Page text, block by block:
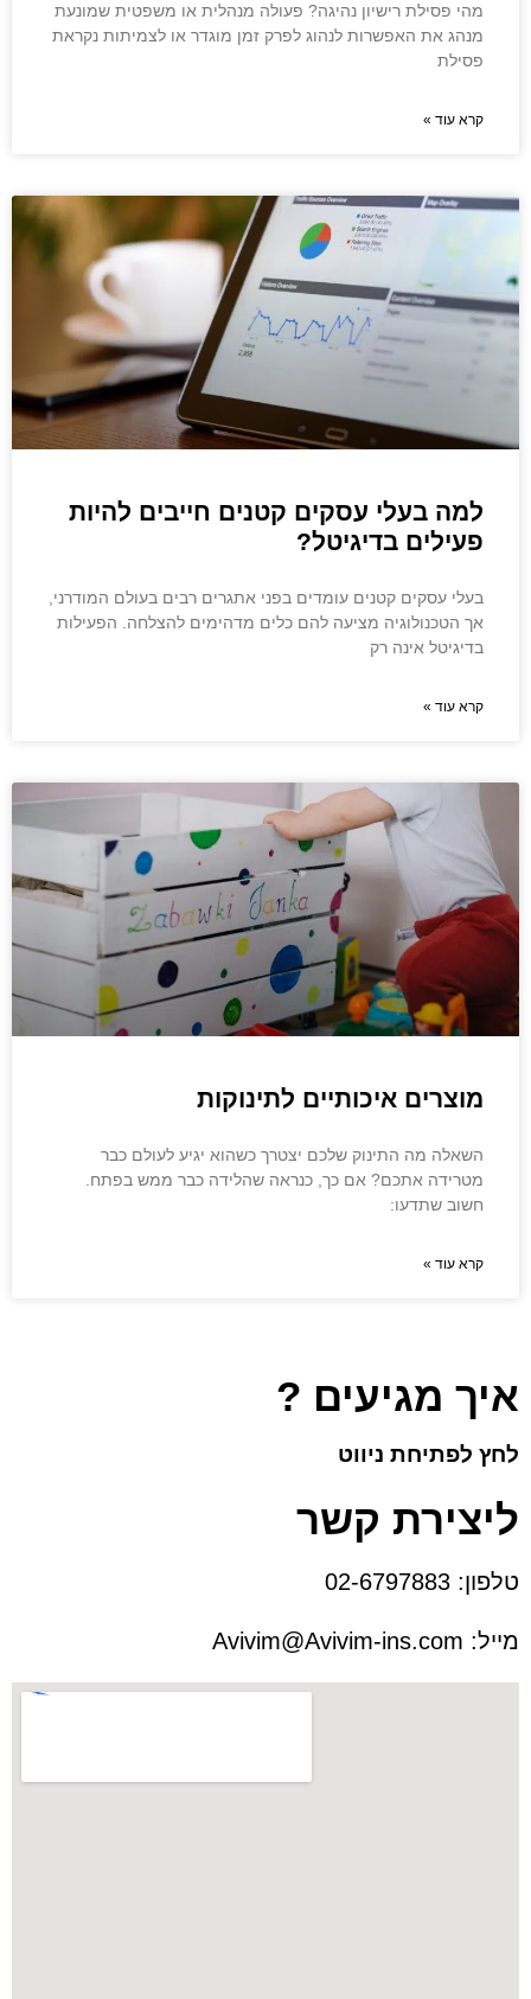
מהי פסילת רישיון נהיגה? פעולה מנהלית או משפטית שמונעת
מנהג את האפשרות לנהוג לפרק זמן מוגדר או לצמיתות נקראת
פסילת
קרא עוד »
למה בעלי עסקים קטנים חייבים להיות
פעילים בדיגיטל?
בעלי עסקים קטנים עומדים בפני אתגרים רבים בעולם המודרני,
אך הטכנולוגיה מציעה להם כלים מדהימים להצלחה. הפעילות
בדיגיטל אינה רק
קרא עוד »
מוצרים איכותיים לתינוקות
השאלה מה התינוק שלכם יצטרך כשהוא יגיע לעולם כבר
מטרידה אתכם? אם כך, כנראה שהלידה כבר ממש בפתח.
חשוב שתדעו:
קרא עוד »
איך מגיעים ?
לחץ לפתיחת ניווט
ליצירת קשר
טלפון:
מייל: Avivim@Avivim-ins.com